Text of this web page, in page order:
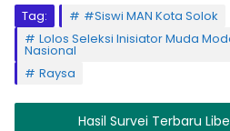
Tag:
#Siswi MAN Kota Solok
Lolos Seleksi Inisiator Muda
Nasional
Raysa
Hasil Survei Terbaru